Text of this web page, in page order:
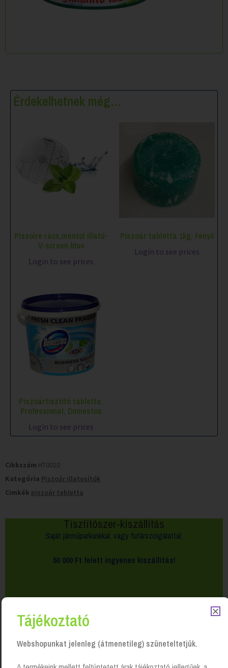
Érdekelhetnek még…
Pissoire rács,mentol illatú-
V-screen blue
Login to see prices
Piszoár tabletta 1kg, Fenyő
Login to see prices
Piszoártisztító tabletta,
Professional, Domestos
Login to see prices
Cikkszám HT0020
Kategória Piszoár illatosítók
Cimkék piszoár tabletta
Tisztítószer-kiszállítás
Saját járműparkunkkal, vagy futárszolgálattal.
50 000 Ft felett ingyenes kiszállítás!
Tájékoztató
Webshopunkat jelenleg (átmenetileg) szüneteltetjük.